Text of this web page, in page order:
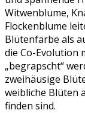
Witwenblume,
Flockenblume
Blütenfarbe als
die Co-Evolution
„begrapscht“
zweihäusige
weibliche Blüten
finden sind.